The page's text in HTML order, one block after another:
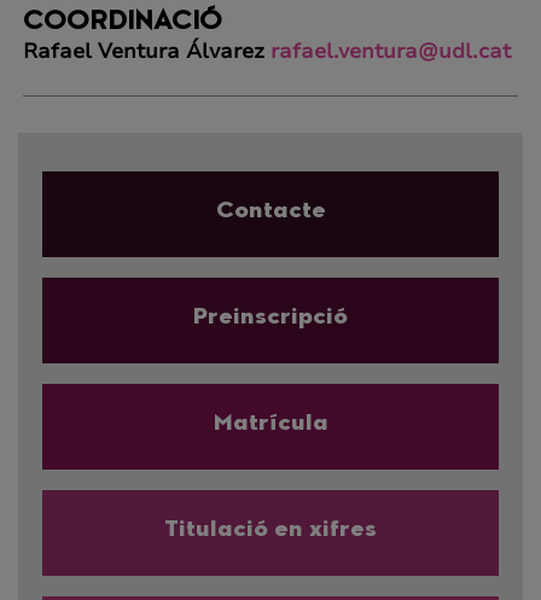
COORDINACIÓ
Rafael Ventura Álvarez rafael.ventura@udl.cat
Contacte
Preinscripció
Matrícula
Titulació en xifres